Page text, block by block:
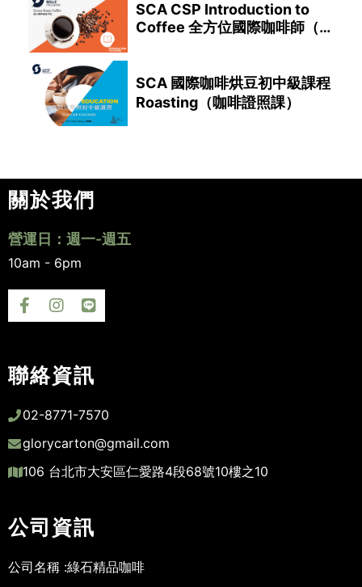
SCA CSP Introduction to
Coffee 全方位國際咖啡師（咖
SCA 國際咖啡烘豆初中級課程
Roasting（咖啡證照課）
關於我們
營運日：週一-週五
10am - 6pm
聯絡資訊
02-8771-7570
glorycarton@gmail.com
106 台北市大安區仁愛路4段68號10樓之10
公司資訊
公司名稱 :綠石精品咖啡